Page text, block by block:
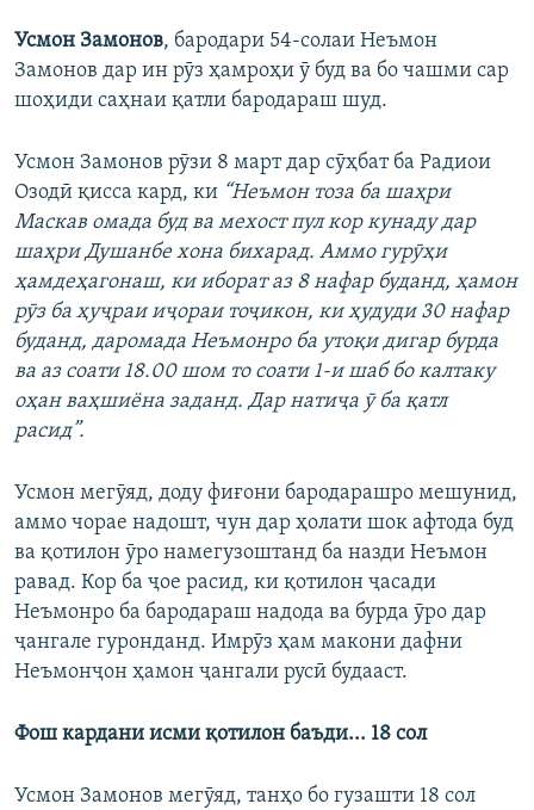
Усмон Замонов, бародари 54-солаи Неъмон
Замонов дар ин рӯз ҳамроҳи ӯ буд ва бо чашми сар
шоҳиди саҳнаи қатли бародараш шуд.
Усмон Замонов рӯзи 8 март дар сӯҳбат ба Радиои
Озодӣ қисса кард, ки “Неъмон тоза ба шаҳри
Маскав омада буд ва мехост пул кор кунаду дар
шаҳри Душанбе хона бихарад. Аммо гурӯҳи
ҳамдеҳагонаш, ки иборат аз 8 нафар буданд, ҳамон
рӯз ба ҳуҷраи иҷораи тоҷикон, ки ҳудуди 30 нафар
буданд, даромада Неъмонро ба утоқи дигар бурда
ва аз соати 18.00 шом то соати 1-и шаб бо калтаку
оҳан ваҳшиёна заданд. Дар натиҷа ӯ ба қатл
расид”.
Усмон мегӯяд, доду фиғони бародарашро мешунид,
аммо чорае надошт, чун дар ҳолати шок афтода буд
ва қотилон ӯро намегузоштанд ба назди Неъмон
равад. Кор ба ҷое расид, ки қотилон ҷасади
Неъмонро ба бародараш надода ва бурда ӯро дар
ҷангале гуронданд. Имрӯз ҳам макони дафни
Неъмонҷон ҳамон ҷангали русӣ будааст.
Фош кардани исми қотилон баъди... 18 сол
Усмон Замонов мегӯяд, танҳо бо гузашти 18 сол